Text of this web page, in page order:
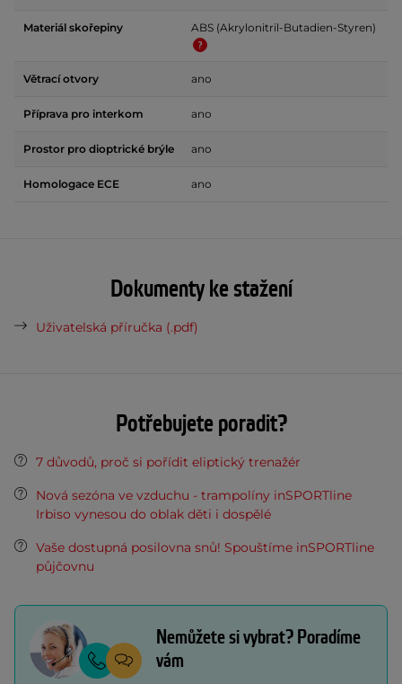
Materiál skořepiny ABS (Akrylonitril-Butadien-Styren)
Větrací otvory ano
Příprava pro interkom ano
Prostor pro dioptrické brýle ano
Homologace ECE ano
Dokumenty ke stažení
Uživatelská příručka (.pdf)
Potřebujete poradit?
7 důvodů, proč si pořídit eliptický trenažér
Nová sezóna ve vzduchu - trampolíny inSPORTline
Irbiso vynesou do oblak děti i dospělé
Vaše dostupná posilovna snů! Spouštíme inSPORTline
půjčovnu
Nemůžete si vybrat? Poradíme
vám